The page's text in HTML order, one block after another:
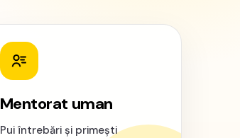
Mentorat uman
Pui întrebări și primești